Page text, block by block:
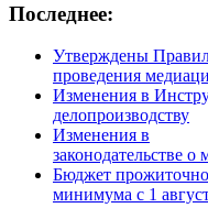
Последнее:
Утверждены
проведения
Изменения в
делопроизводству
Изменения в
законодательстве о
Бюджет
минимума с 1